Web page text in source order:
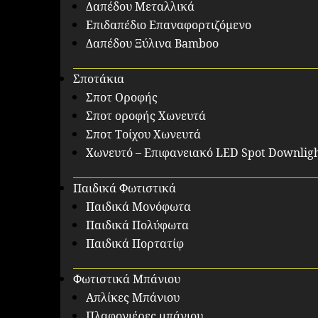
Δαπέδου Μεταλλικά
Επιδαπέδιο Επαναφορτιζόμενο
Δαπέδου Ξύλινα Bamboo
Σποτάκια
Σποτ Οροφής
Σποτ οροφής Χωνευτά
Σποτ Τοίχου Χωνευτά
Χωνευτό – Επιφανειακό LED Spot
Παιδικά Φωτιστικά
Παιδικά Μονόφωτα
Παιδικά Πολύφωτα
Παιδικά Πορτατίφ
Φωτιστικά Μπάνιου
Απλίκες Μπάνιου